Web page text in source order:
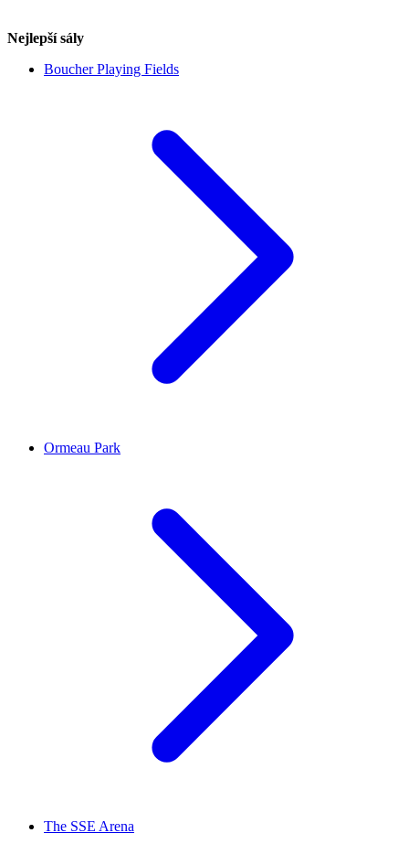
Nejlepší sály
Boucher Playing Fields
Ormeau Park
The SSE Arena